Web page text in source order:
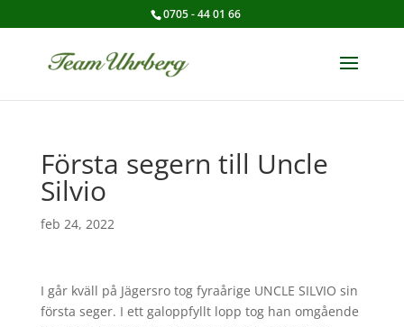
0705 - 44 01 66
Första segern till Uncle
Silvio
feb 24, 2022
I går kväll på Jägersro tog fyraårige UNCLE SILVIO sin
första seger. I ett galoppfyllt lopp tog han omgående